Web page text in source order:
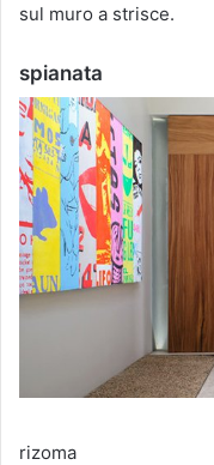
sul muro a strisce.
spianata
rizoma